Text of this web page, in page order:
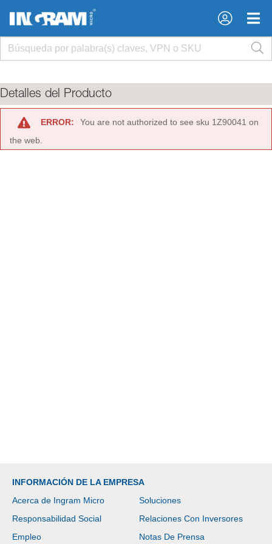
×
×
Detalles del Producto
ERROR:
You are not authorized to see sku 1Z90041 on
the web.
INFORMACIÓN DE LA EMPRESA
Acerca de Ingram Micro
Soluciones
Responsabilidad Social
Relaciones Con Inversores
Empleo
Notas De Prensa